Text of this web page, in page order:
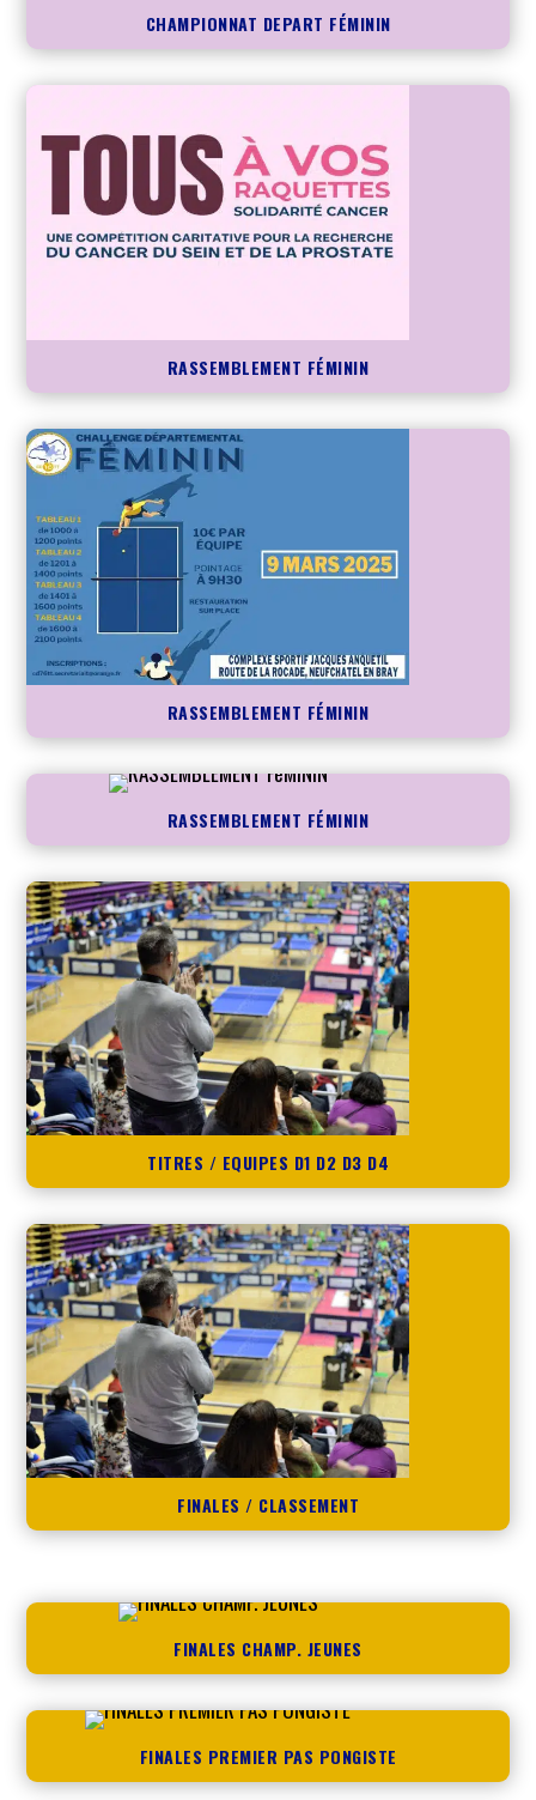
CHAMPIONNAT DEPART FÉMININ
RASSEMBLEMENT FÉMININ
RASSEMBLEMENT FÉMININ
RASSEMBLEMENT FÉMININ
TITRES / EQUIPES D1 D2 D3 D4
FINALES / CLASSEMENT
FINALES CHAMP. JEUNES
FINALES PREMIER PAS PONGISTE